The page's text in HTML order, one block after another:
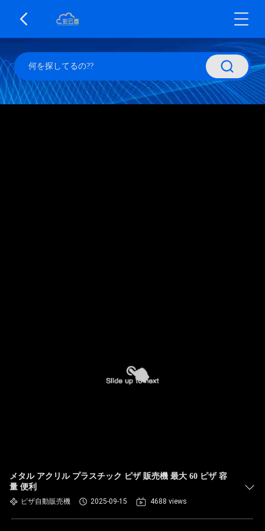
メタル アクリル プラスチック ピザ 販売機 最大 60 ピザ 容
量 便利
ピザ自動販売機 2025-09-15 4688 views